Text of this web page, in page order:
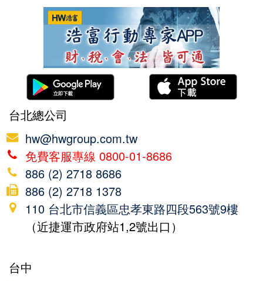
台北總公司
hw@hwgroup.com.tw
免費客服專線 0800-01-8686
886 (2) 2718 8686
886 (2) 2718 1378
110 台北市信義區忠孝東路四段563號9樓
（近捷運市政府站1,2號出口）
台中